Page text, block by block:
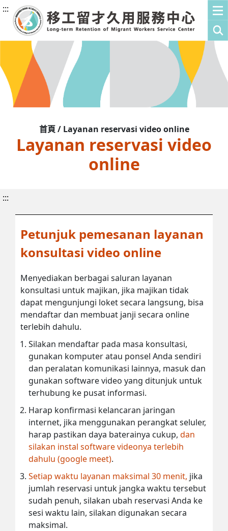
:::
首頁 / Layanan reservasi video online
Layanan reservasi video
online
:::
Petunjuk pemesanan layanan
konsultasi video online
Menyediakan berbagai saluran layanan
konsultasi untuk majikan, jika majikan tidak
dapat mengunjungi loket secara langsung, bisa
mendaftar dan membuat janji secara online
terlebih dahulu.
Silakan mendaftar pada masa konsultasi,
gunakan komputer atau ponsel Anda sendiri
dan peralatan komunikasi lainnya, masuk dan
gunakan software video yang ditunjuk untuk
terhubung ke pusat informasi.
Harap konfirmasi kelancaran jaringan
internet, jika menggunakan perangkat seluler,
harap pastikan daya baterainya cukup, dan
silakan instal software videonya terlebih
dahulu (google meet).
Setiap waktu layanan maksimal 30 menit, jika
jumlah reservasi untuk jangka waktu tersebut
sudah penuh, silakan ubah reservasi Anda ke
sesi waktu lain, silakan digunakan secara
maksimal.